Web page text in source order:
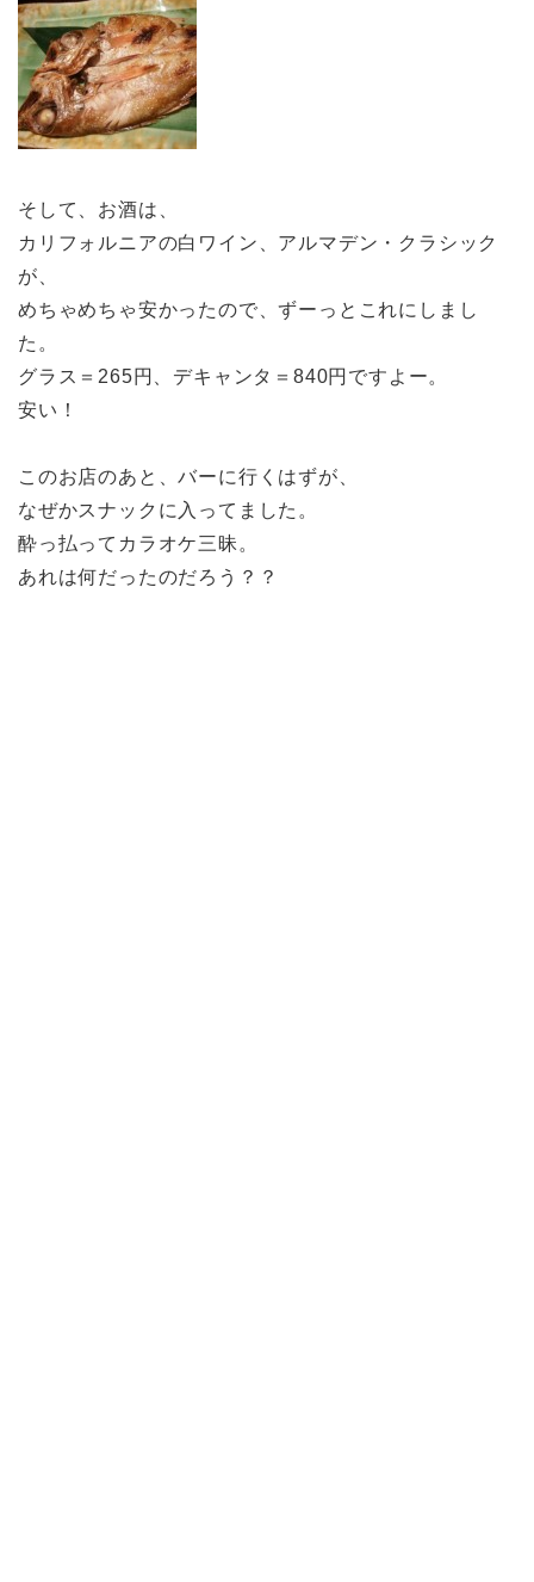
そして、お酒は、
カリフォルニアの白ワイン、アルマデン・クラシック
が、
めちゃめちゃ安かったので、ずーっとこれにしまし
た。
グラス＝265円、デキャンタ＝840円ですよー。
安い！
このお店のあと、バーに行くはずが、
なぜかスナックに入ってました。
酔っ払ってカラオケ三昧。
あれは何だったのだろう？？